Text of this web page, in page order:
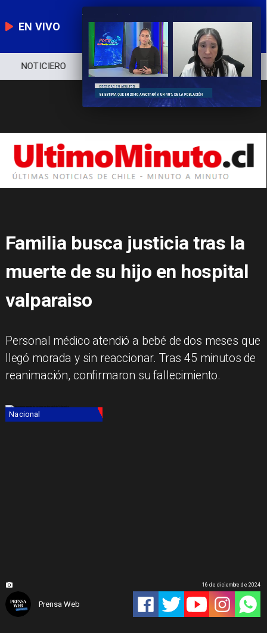
EN VIVO
NOTICIERO POLÍTICA ECONOMÍA
Familia busca justicia tras la
muerte de su hijo en hospital
valparaiso
Personal médico atendió a bebé de dos meses que
llegó morada y sin reaccionar. Tras 45 minutos de
reanimación, confirmaron su fallecimiento.
Nacional
Prensa Web
16 de diciembre de 2024